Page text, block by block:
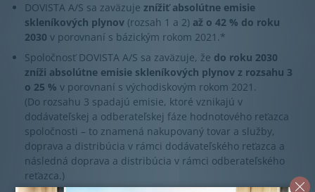
DOVISTA A/S sa zaväzuje znížiť absolútne emisie
skleníkových plynov (rozsah 1 a 2) až o 42 % do roku
2030 v porovnaní s bázickým rokom 2021.*
Spoločnosť DOVISTA A/S sa zaväzuje, že do roku 2030
zníži absolútne emisie skleníkových plynov z rozsahu 3
o 25 % v porovnaní s východiskovým rokom 2021.
(Do rozsahu 3 spadajú emisie, ktoré vznikajú v
dodávateľskej a odberateľskej fáze hodnotového reťazca
spoločnosti – to znamená nakupovaný tovar a služby,
doprava a distribúcia v rámci dodávateľského reťazca a
následná doprava a distribúcia v rámci odberateľského
reťazca.)